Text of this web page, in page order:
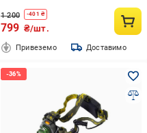
1 200 -401 ₴
799 ₴/шт.
Привеземо Доставимо